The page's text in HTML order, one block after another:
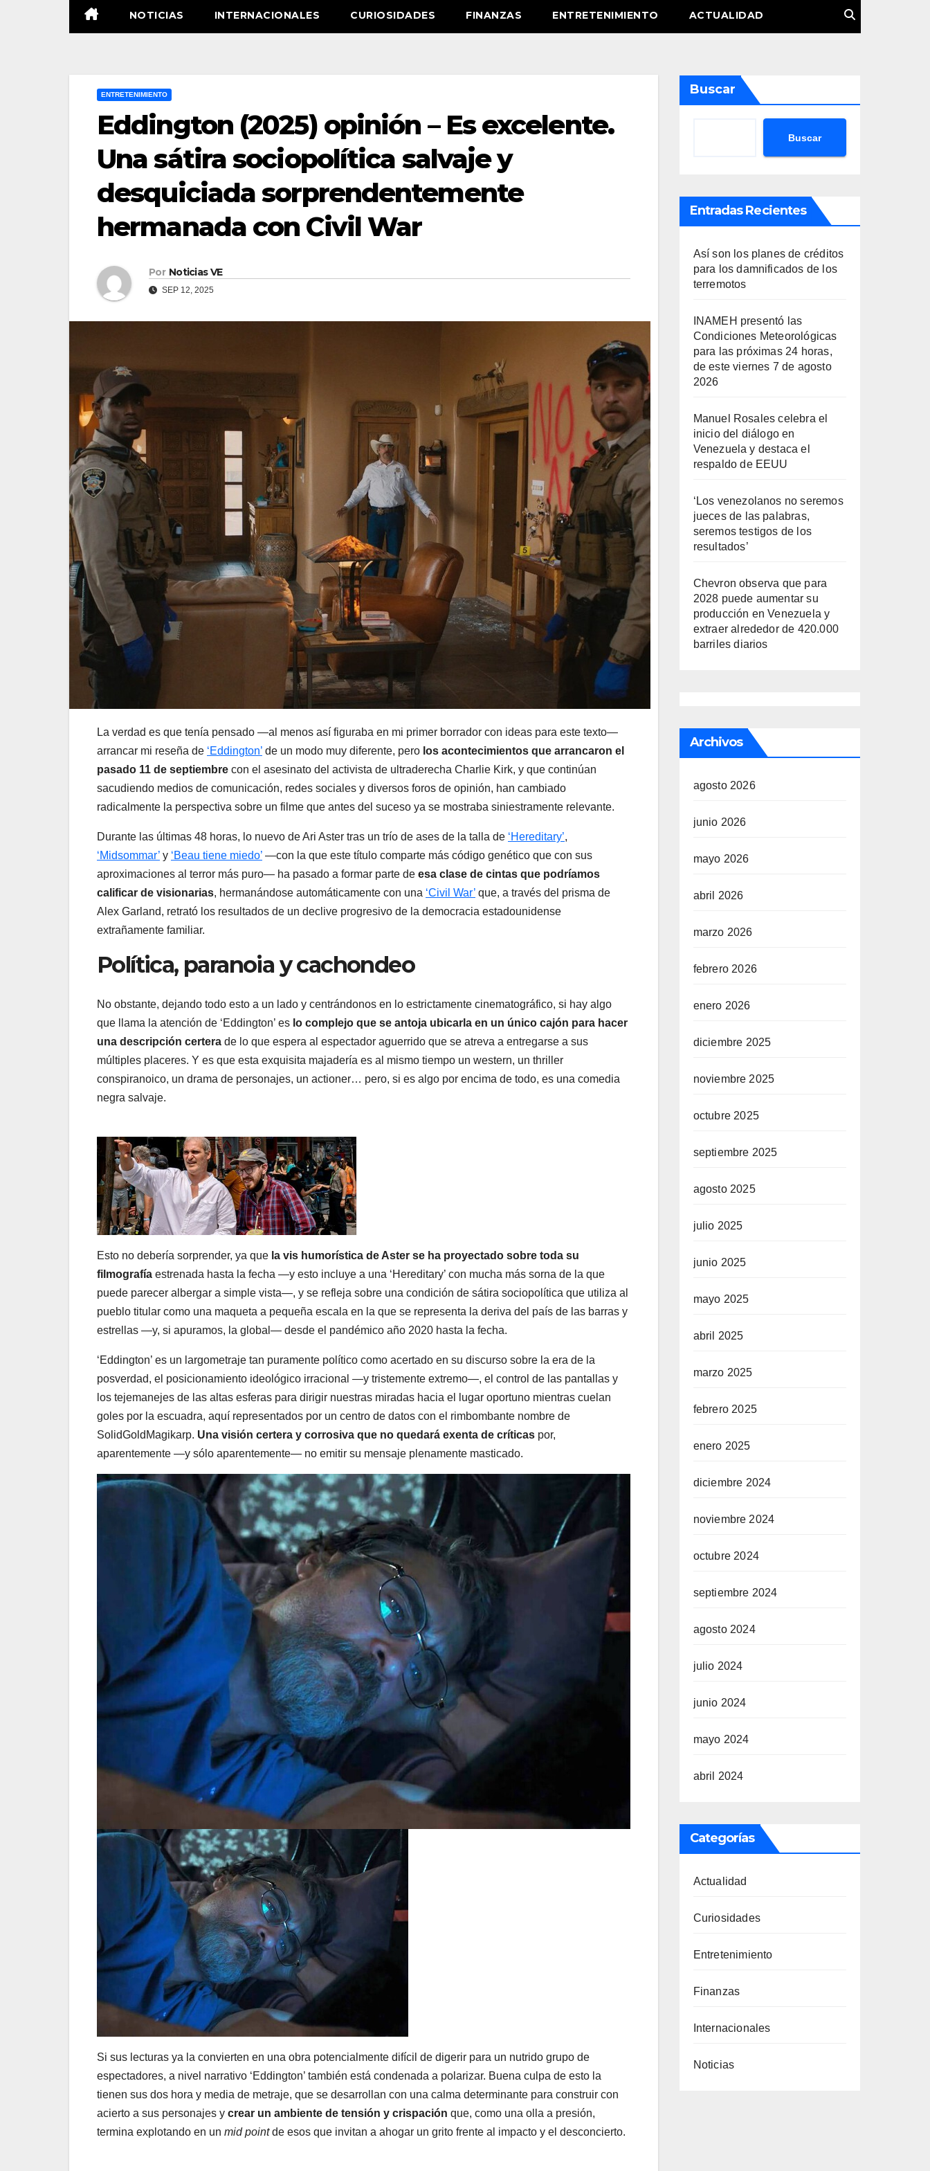
NOTICIAS INTERNACIONALES CURIOSIDADES FINANZAS ENTRETENIMIENTO ACTUALIDAD
ENTRETENIMIENTO
Eddington (2025) opinión – Es excelente.
Una sátira sociopolítica salvaje y
desquiciada sorprendentemente
hermanada con Civil War
Por Noticias VE
SEP 12, 2025
La verdad es que tenía pensado —al menos así figuraba en mi primer borrador con ideas para este texto—
arrancar mi reseña de ‘Eddington’ de un modo muy diferente, pero los acontecimientos que arrancaron el
pasado 11 de septiembre con el asesinato del activista de ultraderecha Charlie Kirk, y que continúan
sacudiendo medios de comunicación, redes sociales y diversos foros de opinión, han cambiado
radicalmente la perspectiva sobre un filme que antes del suceso ya se mostraba siniestramente relevante.
Durante las últimas 48 horas, lo nuevo de Ari Aster tras un trío de ases de la talla de ‘Hereditary’,
‘Midsommar’ y ‘Beau tiene miedo’ —con la que este título comparte más código genético que con sus
aproximaciones al terror más puro— ha pasado a formar parte de esa clase de cintas que podríamos
calificar de visionarias, hermanándose automáticamente con una ‘Civil War’ que, a través del prisma de
Alex Garland, retrató los resultados de un declive progresivo de la democracia estadounidense
extrañamente familiar.
Política, paranoia y cachondeo
No obstante, dejando todo esto a un lado y centrándonos en lo estrictamente cinematográfico, si hay algo
que llama la atención de ‘Eddington’ es lo complejo que se antoja ubicarla en un único cajón para hacer
una descripción certera de lo que espera al espectador aguerrido que se atreva a entregarse a sus
múltiples placeres. Y es que esta exquisita majadería es al mismo tiempo un western, un thriller
conspiranoico, un drama de personajes, un actioner… pero, si es algo por encima de todo, es una comedia
negra salvaje.
Esto no debería sorprender, ya que la vis humorística de Aster se ha proyectado sobre toda su
filmografía estrenada hasta la fecha —y esto incluye a una ‘Hereditary’ con mucha más sorna de la que
puede parecer albergar a simple vista—, y se refleja sobre una condición de sátira sociopolítica que utiliza al
pueblo titular como una maqueta a pequeña escala en la que se representa la deriva del país de las barras y
estrellas —y, si apuramos, la global— desde el pandémico año 2020 hasta la fecha.
‘Eddington’ es un largometraje tan puramente político como acertado en su discurso sobre la era de la
posverdad, el posicionamiento ideológico irracional —y tristemente extremo—, el control de las pantallas y
los tejemanejes de las altas esferas para dirigir nuestras miradas hacia el lugar oportuno mientras cuelan
goles por la escuadra, aquí representados por un centro de datos con el rimbombante nombre de
SolidGoldMagikarp. Una visión certera y corrosiva que no quedará exenta de críticas por,
aparentemente —y sólo aparentemente— no emitir su mensaje plenamente masticado.
Si sus lecturas ya la convierten en una obra potencialmente difícil de digerir para un nutrido grupo de
espectadores, a nivel narrativo ‘Eddington’ también está condenada a polarizar. Buena culpa de esto la
tienen sus dos hora y media de metraje, que se desarrollan con una calma determinante para construir con
acierto a sus personajes y crear un ambiente de tensión y crispación que, como una olla a presión,
termina explotando en un mid pointde esos que invitan a ahogar un grito frente al impacto y el desconcierto.
Buscar
Buscar
Entradas Recientes
Así son los planes de créditos
para los damnificados de los
terremotos
INAMEH presentó las
Condiciones Meteorológicas
para las próximas 24 horas,
de este viernes 7 de agosto
2026
Manuel Rosales celebra el
inicio del diálogo en
Venezuela y destaca el
respaldo de EEUU
‘Los venezolanos no seremos
jueces de las palabras,
seremos testigos de los
resultados’
Chevron observa que para
2028 puede aumentar su
producción en Venezuela y
extraer alrededor de 420.000
barriles diarios
Archivos
agosto 2026
junio 2026
mayo 2026
abril 2026
marzo 2026
febrero 2026
enero 2026
diciembre 2025
noviembre 2025
octubre 2025
septiembre 2025
agosto 2025
julio 2025
junio 2025
mayo 2025
abril 2025
marzo 2025
febrero 2025
enero 2025
diciembre 2024
noviembre 2024
octubre 2024
septiembre 2024
agosto 2024
julio 2024
junio 2024
mayo 2024
abril 2024
Categorías
Actualidad
Curiosidades
Entretenimiento
Finanzas
Internacionales
Noticias